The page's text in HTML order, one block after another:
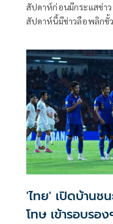
สัปดาห์ก่อนมีกระแสข่า
สัปดาห์นี้มีข่าวลือพลิกขั้
'ไทย' เปิดบ้านช
โทษ เข้ารอบรอ